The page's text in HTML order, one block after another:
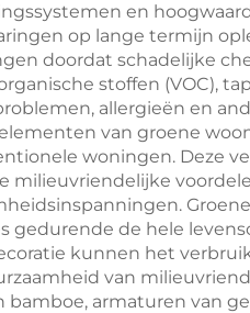
en
op lange termijn
doordat schadelijke
stoffen (VOC),
allergieën en
van groene
woningen. Deze
milieuvriendelijke
de hele
kunnen het
van
armaturen van